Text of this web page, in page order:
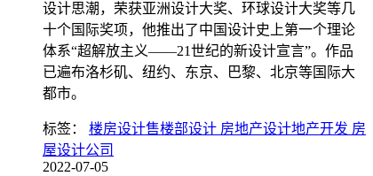
设计思潮，荣获亚洲设计大奖、环球设计大奖等几
十个国际奖项，他推出了中国设计史上第一个理论
体系“超解放主义——21世纪的新设计宣言”。作品
已遍布洛杉矶、纽约、东京、巴黎、北京等国际大
都市。
标签： 楼房设计售楼部设计 房地产设计地产开发 房
屋设计公司
2022-07-05